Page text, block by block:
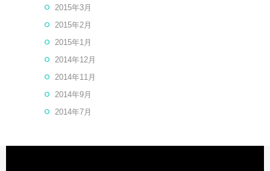
2015年3月
2015年2月
2015年1月
2014年12月
2014年11月
2014年9月
2014年7月